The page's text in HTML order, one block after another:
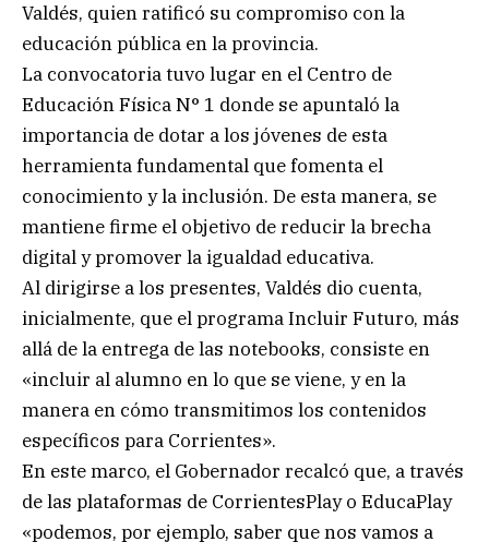
Valdés, quien ratificó su compromiso con la
educación pública en la provincia.
La convocatoria tuvo lugar en el Centro de
Educación Física N° 1 donde se apuntaló la
importancia de dotar a los jóvenes de esta
herramienta fundamental que fomenta el
conocimiento y la inclusión. De esta manera, se
mantiene firme el objetivo de reducir la brecha
digital y promover la igualdad educativa.
Al dirigirse a los presentes, Valdés dio cuenta,
inicialmente, que el programa Incluir Futuro, más
allá de la entrega de las notebooks, consiste en
«incluir al alumno en lo que se viene, y en la
manera en cómo transmitimos los contenidos
específicos para Corrientes».
En este marco, el Gobernador recalcó que, a través
de las plataformas de CorrientesPlay o EducaPlay
«podemos, por ejemplo, saber que nos vamos a